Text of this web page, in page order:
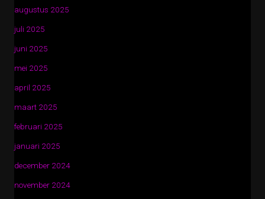
augustus 2025
juli 2025
juni 2025
mei 2025
april 2025
maart 2025
februari 2025
januari 2025
december 2024
november 2024